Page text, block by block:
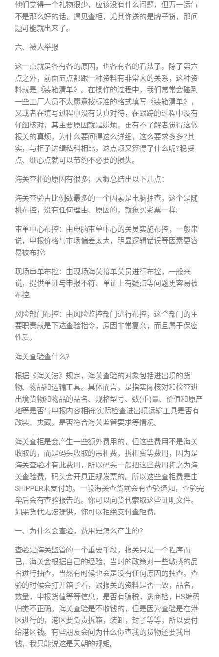
他们觉得一个礼物很少，应该没有什么问题，但万一运气
不是那么好的话，遇见查柜，尤其你送的是牌子货，那问
题可能就出来了。
六、被人举报
这一点就是各有各的原因，也各有各的看法了。除了第六
点之外，前面五点都跟一种资料有非常大的关系，这种资
料就是《装箱清单》。在操作的过程中，我们常常会碰到
一些工厂人员不太愿意按标准的格式填写《装箱清单》，
又或者在填写过程中没有认真对待，在跟踪的过程中没有
仔细核对，其主要原因就是嫌烦，更有不了解者觉得这做
报关的真烦，为什么要问得这么详细，这么要求多多?其
实，与柜子进缉私科相比，这点烦又算得了什么呢?稳妥
点、细心点就可以节约不必要的损失。
海关查柜的原因有很多，大概总结出以下几点：
海关查验占比例数最多的一个因素是电脑抽查，这个是随
机布控，没有任何理由、原因的，就象买彩票一样;
审单中心布控：由电脑审单中心的关员实施布控，一般来
说，申报价格与市场偏差太大，明显逻辑错误等因素更容
易被布控;
现场审单布控：由现场海关接单关员进行布控，一般来
说，提供单证与申报不符、单证上有疑点等问题更容易被
布控;
风险部门布控：由风险监控部门进行布控，这个部门的主
要职责就是下达查验指令，原因非常复杂，而且属于保密
性质。
海关查验查什么?
根据《海关法》规定，海关查验的对象包括进出境的货
物、物品和运输工具。具体而言，是指实际核对和检查进
出境货物和物品的品名、规格型号、数(重)量、价值和原产
地等是否与申报内容相符;实际检查进出境运输工具是否有
改装、夹藏，是否符合海关监管要求等情况。
海关查柜是会产生一些额外费用的，但这些费用不是海关
收取的，而是码头收取的吊柜费，拆柜费等费用，因为是
海关查验才有此费用，所以码头一般把这些费用称之为海
关查验费，码头会开具正规发票的。所以这些查柜费是由
SHIPPER来支付的。一般海关查货前会有查验通知，查验完
毕后会有查验报告的。你可以向货代索取这些证明文件。
如果货代无法提供，你可以拒绝支付查柜费。
一、为什么会查验，费用是怎么产生的?
查验是海关监管的一个重要手段，报关只是一个程序而
已，海关会根据自己的经验，当时的政策对一些敏感的品
名进行抽查，当然有时候也会是没有任何原因的抽查。查
验的时候会打开箱子看，跟报关的资料是否一致，品名，
数量，申报货值等等信息，是否有骗税，逃商检，HS编码
归类不正确。海关查验是不收钱的，但是因为查验是在港
区进行的，港区要负责拆箱，装卸，封子等等，所以要付
给港区钱。有些朋友会问为什么你查我的货物还要我出
钱，我只能说这是天朝的规矩。